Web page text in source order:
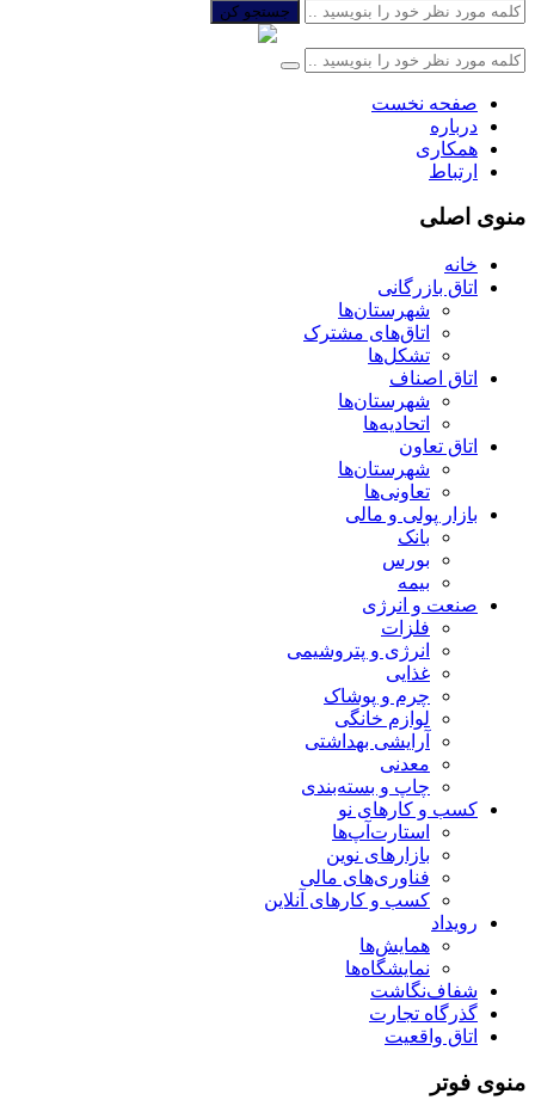
جستجو کن
صفحه نخست
درباره
همکاری
ارتباط
منوی اصلی
خانه
اتاق بازرگانی
شهرستان‌ها
اتاق‌های مشترک
تشکل‌ها
اتاق اصناف
شهرستان‌ها
اتحادیه‌ها
اتاق تعاون
شهرستان‌ها
تعاونی‌ها
بازار پولی و مالی
بانک
بورس
بیمه
صنعت و انرژی
فلزات
انرژی و پتروشیمی
غذایی
چرم و پوشاک
لوازم خانگی
آرایشی بهداشتی
معدنی
چاپ و بسته‌بندی
کسب و کارهای نو
استارت‌آپ‌ها
بازارهای نوین
فناوری‌های مالی
کسب و کارهای آنلاین
رویداد
همایش‌ها
نمایشگاه‌ها
شفاف‌نگاشت
گذرگاه تجارت
اتاق واقعیت
منوی فوتر